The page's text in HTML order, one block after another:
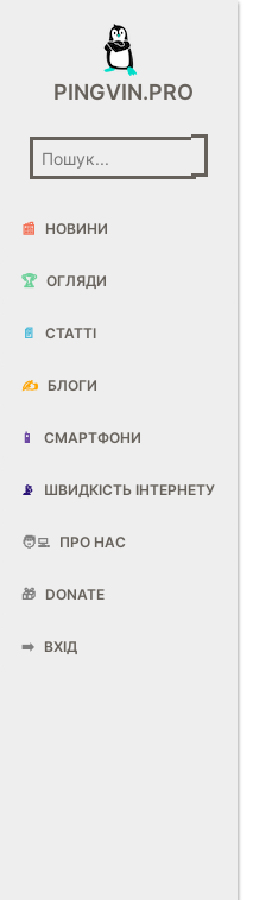
PINGVIN.PRO
📰 НОВИНИ
🏆 ОГЛЯДИ
📄 СТАТТІ
✍️ БЛОГИ
📱 СМАРТФОНИ
📡 ШВИДКІСТЬ ІНТЕРНЕТУ
🧑‍💻 ПРО НАС
🎁 DONATE
➡️ ВХІД